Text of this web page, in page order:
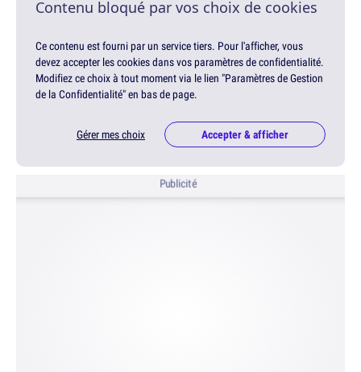
Contenu bloqué par vos choix de cookies
Ce contenu est fourni par un service tiers. Pour l'afficher, vous
devez accepter les cookies dans vos paramètres de confidentialité.
Modifiez ce choix à tout moment via le lien "Paramètres de Gestion
de la Confidentialité" en bas de page.
Gérer mes choix Accepter & afficher
Publicité